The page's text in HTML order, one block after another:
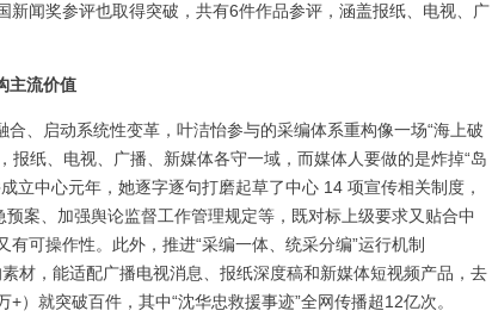
新闻奖参评也取得突破，共有6件作品参评，涵盖报纸、电视、广
主流价值
、启动系统性变革，叶洁怡参与的采编体系重构像一场“海上破
报纸、电视、广播、新媒体各守一域，而媒体人要做的是炸掉“岛
立中心元年，她逐字逐句打磨起草了中心 14 项宣传相关制度，
预案、加强舆论监督工作管理规定等，既对标上级要求又贴合中
可操作性。此外，推进“采编一体、统采分编”运行机制
材，能适配广播电视消息、报纸深度稿和新媒体短视频产品，去
）就突破百件，其中“沈华忠救援事迹”全网传播超12亿次。